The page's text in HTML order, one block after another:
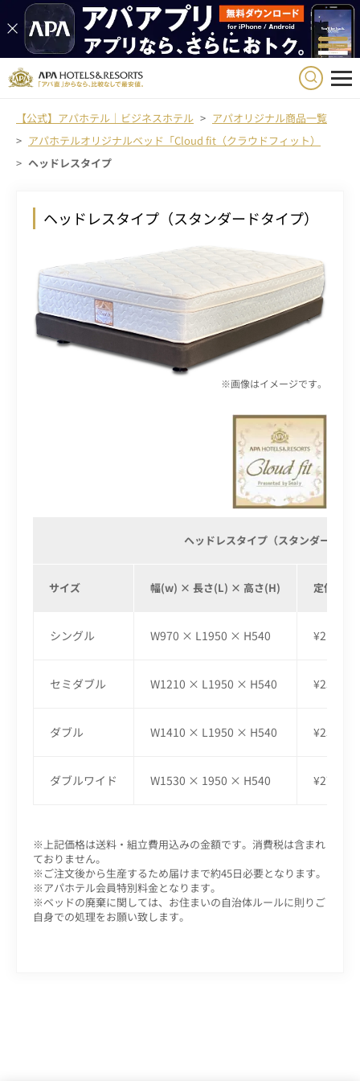
【公式】アパホテル｜ビジネスホテル
アパオリジナル商品一覧
アパホテルオリジナルベッド「Cloud fit（クラウドフィット）
ヘッドレスタイプ
ヘッドレスタイプ（スタンダードタイプ）
※画像はイメージです。
ヘッドレスタイプ（スタンダードタ
サイズ 幅(w) × 長さ(L) × 高さ(H) 定価
シングル W970 × L1950 × H540
セミダブル W1210 × L1950 × H540
ダブル W1410 × L1950 × H540
ダブルワイド W1530 × 1950 × H540
※上記価格は送料・組立費用込みの金額です。消費税は含まれ
ておりません。
※ご注文後から生産するため届けまで約45日必要となります。
※アパホテル会員特別料金となります。
※ベッドの廃棄に関しては、お住まいの自治体ルールに則りご
自身での処理をお願い致します。